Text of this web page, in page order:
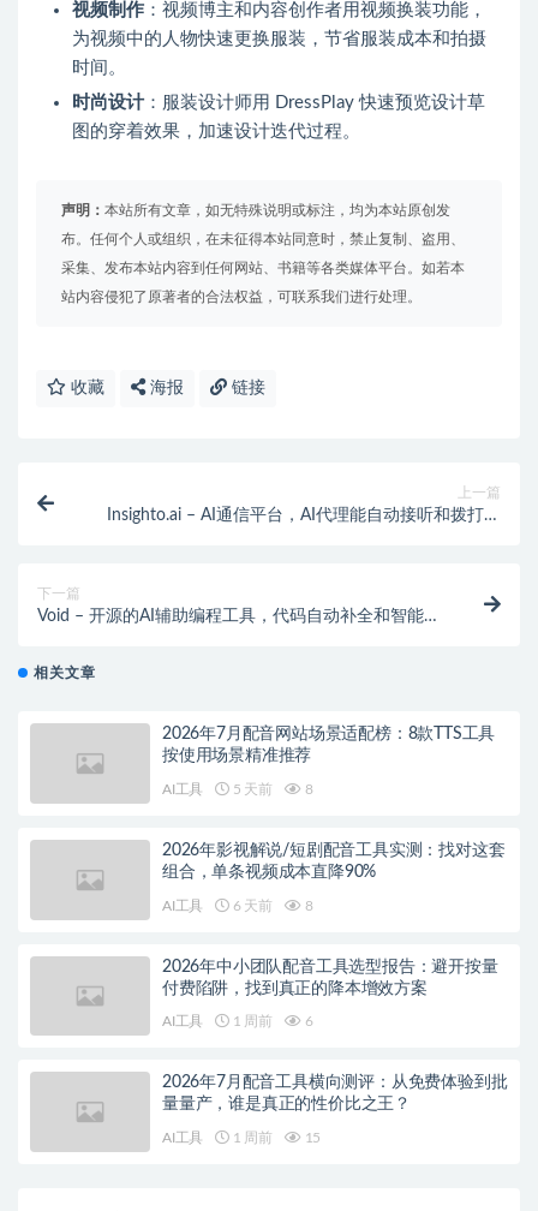
视频制作 ：视频博主和内容创作者用视频换装功能，
为视频中的人物快速更换服装，节省服装成本和拍摄
时间。
时尚设计：服装设计师用 DressPlay 快速预览设计草
图的穿着效果，加速设计迭代过程。
声明： 本站所有文章，如无特殊说明或标注，均为本站原创发
布。任何个人或组织，在未征得本站同意时，禁止复制、盗用、
采集、发布本站内容到任何网站、书籍等各类媒体平台。如若本
站内容侵犯了原著者的合法权益，可联系我们进行处理。
收藏 海报 链接
上一篇
Insighto.ai – AI通信平台，AI代理能自动接听和拨打电
下一篇
Void – 开源的AI辅助编程工具，代码自动补全和智能建
相关文章
2026年7月配音网站场景适配榜：8款TTS工具
按使用场景精准推荐
AI工具 5 天前 8
2026年影视解说/短剧配音工具实测：找对这套
组合，单条视频成本直降90%
AI工具 6 天前 8
2026年中小团队配音工具选型报告：避开按量
付费陷阱，找到真正的降本增效方案
AI工具 1 周前 6
2026年7月配音工具横向测评：从免费体验到批
量量产，谁是真正的性价比之王？
AI工具 1 周前 15